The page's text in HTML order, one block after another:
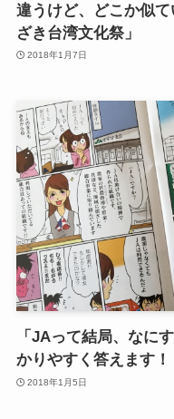
違うけど、どこか似
ざき台湾文化祭」
2018年1月7日
「JAって結局、なに
かりやすく答えます！
2018年1月5日